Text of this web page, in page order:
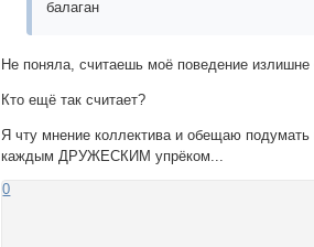
балаган
Не поняла, считаешь моё поведение излишне
Кто ещё так считает?
Я чту мнение коллектива и обещаю подумать
каждым ДРУЖЕСКИМ упрёком...
0